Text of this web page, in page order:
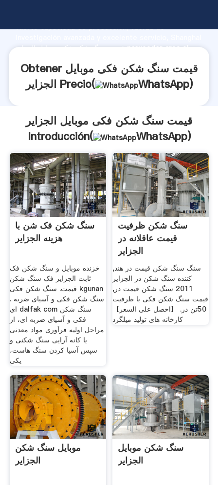
fuerte capacidad de producción, fuerza de
قیمت سنگ شکن فکی موبایل الجزایر proveedor crea el
Obtener قیمت سنگ شکن فکی موبایل
الجزایر Precio(
WhatsApp)
قیمت سنگ شکن فکی موبایل الجزایر
Introducción(
WhatsApp)
سنگ شکن فک شن با
هزینه الجزایر
خزنده موبایل و سنگ شکن فک
ثابت الجزایر فک سنگ شکن
قیمت. سنگ شکن فکی kgunan
. سنگ شکن فکی و آسیای ضربه
ای dalfak com سنگ شکن
فکی و آسیای ضربه ای، از
مراحل اولیه فرآوری مواد معدنی
یا کانه آرایی سنگ شکنی و
سپس آسیا کردن سنگ هاست،
یکی
سنگ شکن ظرفیت
قیمت عاقلانه در
الجزایر
سنگ سنگ شکن قیمت در هند,
کننده سنگ شکن در الجزایر
2011 سنگ شکن قیمت در,
قیمت سنگ شکن فکی با ظرفیت
50تن در. 【احصل على السعر】
کارخانه های تولید میلگرد
موبایل سنگ شکن
الجزایر
سنگ شکن موبایل
الجزایر